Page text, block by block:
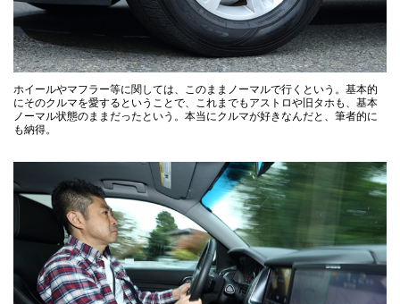
ホイールやマフラー等に関しては、このままノーマルで行くという。基本的
にそのクルマを愛するということで、これまでもアストロや旧タホも、基本
ノーマル状態のままだったという。本当にクルマが好きなんだと、筆者的に
も納得。